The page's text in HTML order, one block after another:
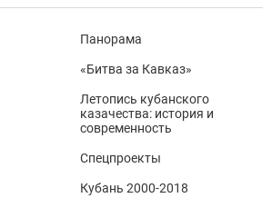
Панорама
«Битва за Кавказ»
Летопись кубанского
казачества: история и
современность
Спецпроекты
Кубань 2000-2018